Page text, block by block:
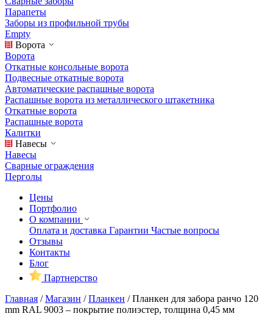
Парапеты
Заборы из профильной трубы
Empty
Ворота
Ворота
Откатные консольные ворота
Подвесные откатные ворота
Автоматические распашные ворота
Распашные ворота из металлического штакетника
Откатные ворота
Распашные ворота
Калитки
Навесы
Навесы
Сварные ограждения
Перголы
Цены
Портфолио
О компании
Оплата и доставка Гарантии Частые вопросы
Отзывы
Контакты
Блог
Партнерство
Главная /Магазин /Планкен /Планкен для забора ранчо 120
mm RAL 9003 – покрытие полиэстер, толщина 0,45 мм